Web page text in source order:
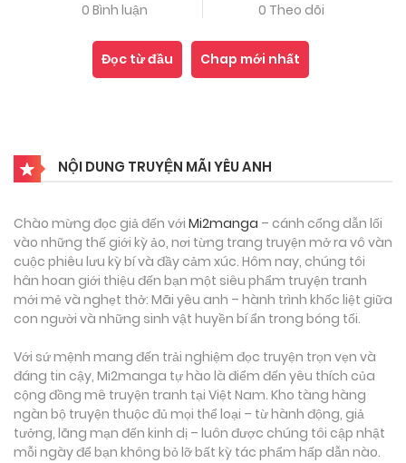
0 Bình luận 0 Theo dõi
Đọc từ đầu Chap mới nhất
NỘI DUNG TRUYỆN MÃI YÊU ANH
Chào mừng đọc giả đến với Mi2manga – cánh cổng dẫn lối
vào những thế giới kỳ ảo, nơi từng trang truyện mở ra vô vàn
cuộc phiêu lưu kỳ bí và đầy cảm xúc. Hôm nay, chúng tôi
hân hoan giới thiệu đến bạn một siêu phẩm truyện tranh
mới mẻ và nghẹt thở: Mãi yêu anh – hành trình khốc liệt giữa
con người và những sinh vật huyền bí ẩn trong bóng tối.
Với sứ mệnh mang đến trải nghiệm đọc truyện trọn vẹn và
đáng tin cậy, Mi2manga tự hào là điểm đến yêu thích của
cộng đồng mê truyện tranh tại Việt Nam. Kho tàng hàng
ngàn bộ truyện thuộc đủ mọi thể loại – từ hành động, giả
tưởng, lãng mạn đến kinh dị – luôn được chúng tôi cập nhật
mỗi ngày để bạn không bỏ lỡ bất kỳ tác phẩm hấp dẫn nào.